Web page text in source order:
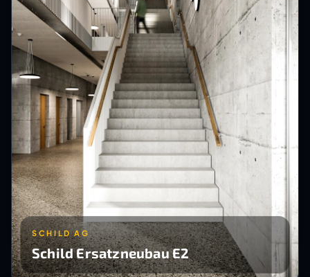
SCHILD AG
Schild Ersatzneubau E2